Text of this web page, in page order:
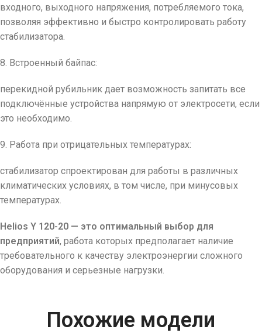
входного, выходного напряжения, потребляемого тока,
позволяя эффективно и быстро контролировать работу
стабилизатора.
8. Встроенный байпас:
перекидной рубильник дает возможность запитать все
подключённые устройства напрямую от электросети, если
это необходимо.
9. Работа при отрицательных температурах:
стабилизатор спроектирован для работы в различных
климатических условиях, в том числе, при минусовых
температурах.
Helios Y 120-20 — это оптимальный выбор для
предприятий, работа которых предполагает наличие
требовательного к качеству электроэнергии сложного
оборудования и серьезные нагрузки.
Похожие модели